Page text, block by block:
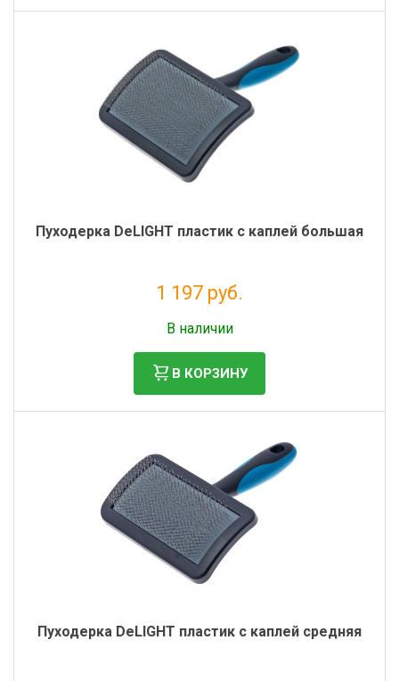
Пуходерка DeLIGHT пластик с каплей большая
1 197 руб.
В наличии
В КОРЗИНУ
Пуходерка DeLIGHT пластик с каплей средняя